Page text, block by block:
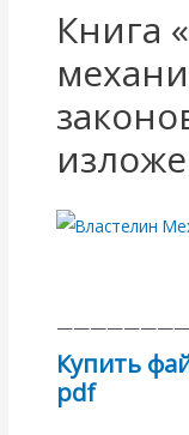
Книга
Купить
pdf